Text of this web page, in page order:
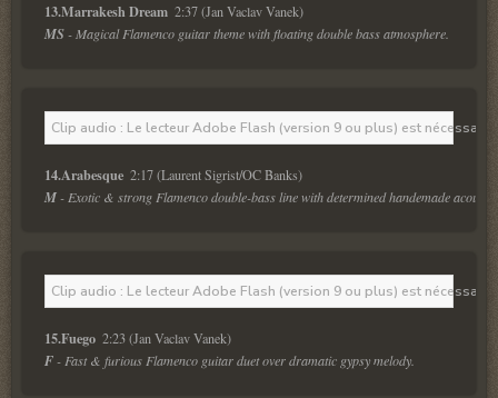
13.Marrakesh Dream 2:37 (Jan Vaclav Vanek)
MS - Magical Flamenco guitar theme with floating double bass atmosphere.
Clip audio : Le lecteur Adobe Flash (version 9 ou plus) est
14.Arabesque 2:17 (Laurent Sigrist/OC Banks)
M - Exotic & strong Flamenco double-bass line with determined handemade
Clip audio : Le lecteur Adobe Flash (version 9 ou plus) est
15.Fuego 2:23 (Jan Vaclav Vanek)
F - Fast & furious Flamenco guitar duet over dramatic gypsy melody.